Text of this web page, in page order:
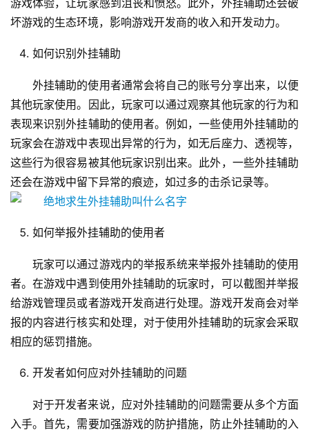
游戏体验，让玩家感到沮丧和愤怒。此外，外挂辅助还会破
坏游戏的生态环境，影响游戏开发商的收入和开发动力。
如何识别外挂辅助
外挂辅助的使用者通常会将自己的账号分享出来，以便
其他玩家使用。因此，玩家可以通过观察其他玩家的行为和
表现来识别外挂辅助的使用者。例如，一些使用外挂辅助的
玩家会在游戏中表现出异常的行为，如无后座力、透视等，
这些行为很容易被其他玩家识别出来。此外，一些外挂辅助
还会在游戏中留下异常的痕迹，如过多的击杀记录等。
如何举报外挂辅助的使用者
玩家可以通过游戏内的举报系统来举报外挂辅助的使用
者。在游戏中遇到使用外挂辅助的玩家时，可以截图并举报
给游戏管理员或者游戏开发商进行处理。游戏开发商会对举
报的内容进行核实和处理，对于使用外挂辅助的玩家会采取
相应的惩罚措施。
开发者如何应对外挂辅助的问题
对于开发者来说，应对外挂辅助的问题需要从多个方面
入手。首先，需要加强游戏的防护措施，防止外挂辅助的入